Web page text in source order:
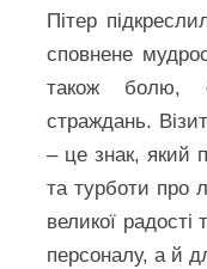
Пітер
сповнене
також болю,
страждань.
– це знак, який
та турботи про
великої
персоналу, а й